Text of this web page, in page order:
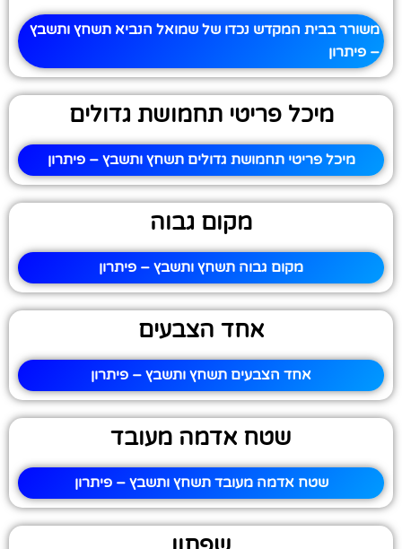
משורר בבית המקדש נכדו של שמואל הנביא תשחץ ותשבץ
– פיתרון
מיכל פריטי תחמושת גדולים
מיכל פריטי תחמושת גדולים תשחץ ותשבץ – פיתרון
מקום גבוה
מקום גבוה תשחץ ותשבץ – פיתרון
אחד הצבעים
אחד הצבעים תשחץ ותשבץ – פיתרון
שטח אדמה מעובד
שטח אדמה מעובד תשחץ ותשבץ – פיתרון